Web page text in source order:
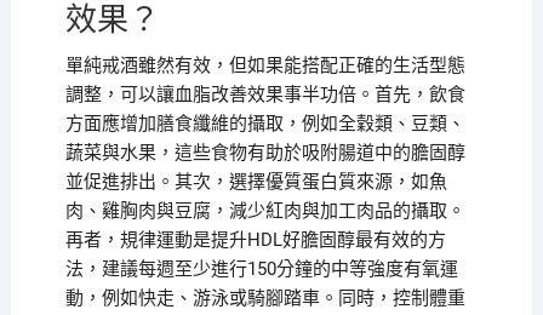
效果？
單純戒酒雖然有效，但如果能搭配正確的生活型態
調整，可以讓血脂改善效果事半功倍。首先，飲食
方面應增加膳食纖維的攝取，例如全穀類、豆類、
蔬菜與水果，這些食物有助於吸附腸道中的膽固醇
並促進排出。其次，選擇優質蛋白質來源，如魚
肉、雞胸肉與豆腐，減少紅肉與加工肉品的攝取。
再者，規律運動是提升HDL好膽固醇最有效的方
法，建議每週至少進行150分鐘的中等強度有氧運
動，例如快走、游泳或騎腳踏車。同時，控制體重